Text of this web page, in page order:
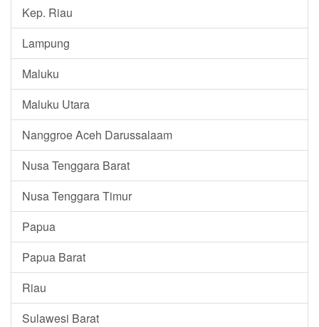
Kep. Riau
Lampung
Maluku
Maluku Utara
Nanggroe Aceh Darussalaam
Nusa Tenggara Barat
Nusa Tenggara Timur
Papua
Papua Barat
Riau
Sulawesi Barat